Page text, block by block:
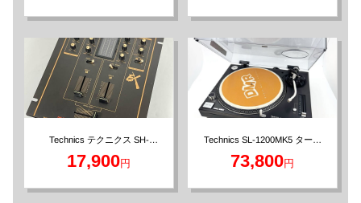
Technics テクニクス SH-
17,900円
Technics SL-1200MK5 ターン
73,800円